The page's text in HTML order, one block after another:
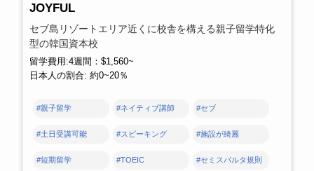
JOYFUL
セブ島リゾートエリア近くに校舎を構える親子留学特化
型の韓国資本校
留学費用:4週間：$1,560~
日本人の割合: 約0~20％
#親子留学 #ネイティブ講師 #セブ
#土日受講可能 #スピーキング #施設が綺麗
#短期留学 #TOEIC #セミスパルタ規則